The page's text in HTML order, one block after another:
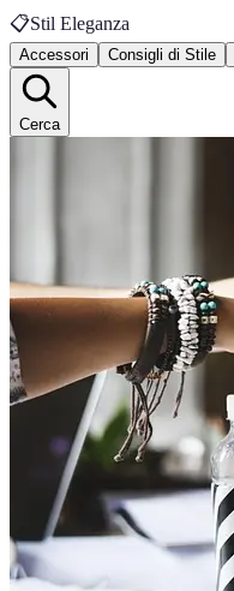
📋Stil Eleganza
Accessori Consigli di Stile
Cerca